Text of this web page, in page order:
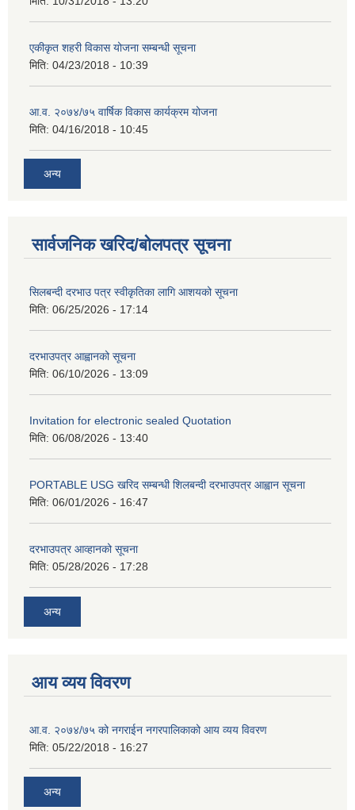
एकीकृत शहरी विकास योजना सम्बन्धी सूचना
मिति: 04/23/2018 - 10:39
आ.व. २०७४/७५ वार्षिक विकास कार्यक्रम योजना
मिति: 04/16/2018 - 10:45
अन्य
सार्वजनिक खरिद/बोलपत्र सूचना
सिलबन्दी दरभाउ पत्र स्वीकृतिका लागि आशयको सूचना
मिति: 06/25/2026 - 17:14
दरभाउपत्र आह्वानको सूचना
मिति: 06/10/2026 - 13:09
Invitation for electronic sealed Quotation
मिति: 06/08/2026 - 13:40
PORTABLE USG खरिद सम्बन्धी शिलबन्दी दरभाउपत्र आह्वान सूचना
मिति: 06/01/2026 - 16:47
दरभाउपत्र आव्हानको सूचना
मिति: 05/28/2026 - 17:28
अन्य
आय व्यय विवरण
आ.व. २०७४/७५ को नगराईन नगरपालिकाको आय व्यय विवरण
मिति: 05/22/2018 - 16:27
अन्य